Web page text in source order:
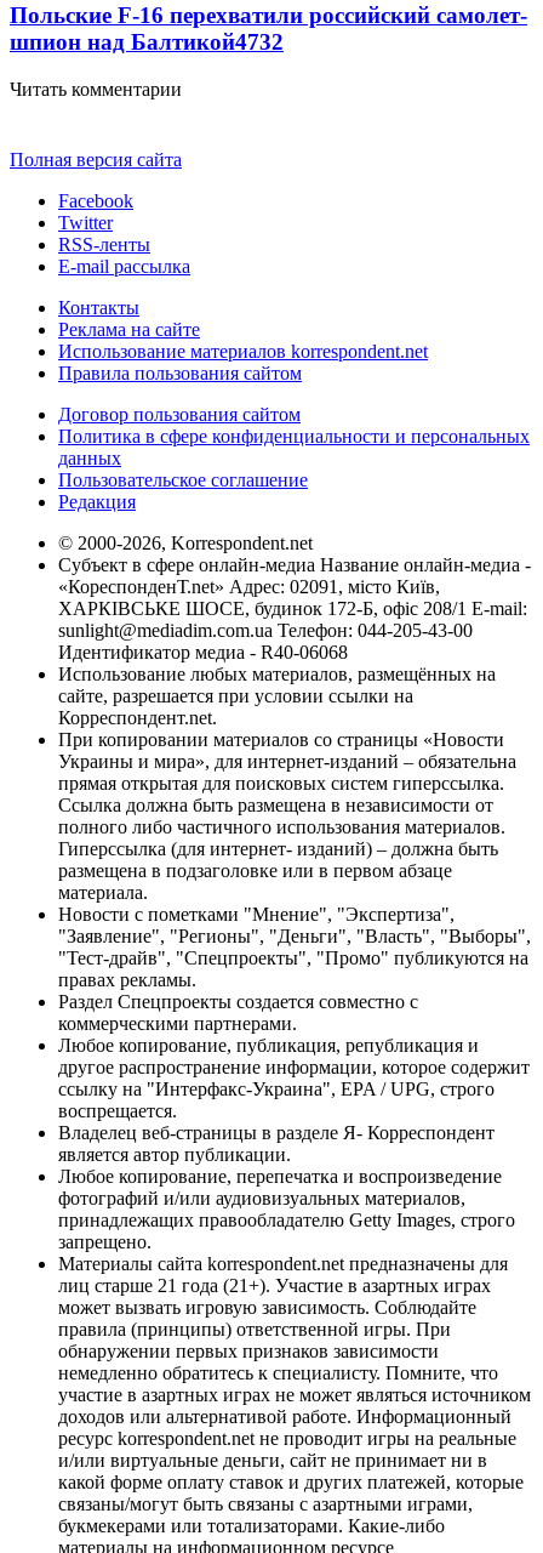
Польские F-16 перехватили российский самолет-
шпион над Балтикой4732
Читать комментарии
Полная версия сайта
Facebook
Twitter
RSS-ленты
E-mail рассылка
Контакты
Реклама на сайте
Использование материалов korrespondent.net
Правила пользования сайтом
Договор пользования сайтом
Политика в сфере конфиденциальности и персональных
данных
Пользовательское соглашение
Редакция
© 2000-2026, Korrespondent.net
Субъект в сфере онлайн-медиа Название онлайн-медиа -
«КореспонденТ.net» Адрес: 02091, місто Київ,
ХАРКІВСЬКЕ ШОСЕ, будинок 172-Б, офіс 208/1 E-mail:
sunlight@mediadim.com.ua Телефон: 044-205-43-00
Идентификатор медиа - R40-06068
Использование любых материалов, размещённых на
сайте, разрешается при условии ссылки на
Корреспондент.net.
При копировании материалов со страницы «Новости
Украины и мира», для интернет-изданий – обязательна
прямая открытая для поисковых систем гиперссылка.
Ссылка должна быть размещена в независимости от
полного либо частичного использования материалов.
Гиперссылка (для интернет- изданий) – должна быть
размещена в подзаголовке или в первом абзаце
материала.
Новости с пометками "Мнение", "Экспертиза",
"Заявление", "Регионы", "Деньги", "Власть", "Выборы",
"Тест-драйв", "Спецпроекты", "Промо" публикуются на
правах рекламы.
Раздел Спецпроекты создается совместно с
коммерческими партнерами.
Любое копирование, публикация, републикация и
другое распространение информации, которое содержит
ссылку на "Интерфакс-Украина", EPA / UPG, строго
воспрещается.
Владелец веб-страницы в разделе Я- Корреспондент
является автор публикации.
Любое копирование, перепечатка и воспроизведение
фотографий и/или аудиовизуальных материалов,
принадлежащих правообладателю Getty Images, строго
запрещено.
Материалы сайта korrespondent.net предназначены для
лиц старше 21 года (21+). Участие в азартных играх
может вызвать игровую зависимость. Соблюдайте
правила (принципы) ответственной игры. При
обнаружении первых признаков зависимости
немедленно обратитесь к специалисту. Помните, что
участие в азартных играх не может являться источником
доходов или альтернативой работе. Информационный
ресурс korrespondent.net не проводит игры на реальные
и/или виртуальные деньги, сайт не принимает ни в
какой форме оплату ставок и других платежей, которые
связаны/могут быть связаны с азартными играми,
букмекерами или тотализаторами. Какие-либо
материалы на информационном ресурсе